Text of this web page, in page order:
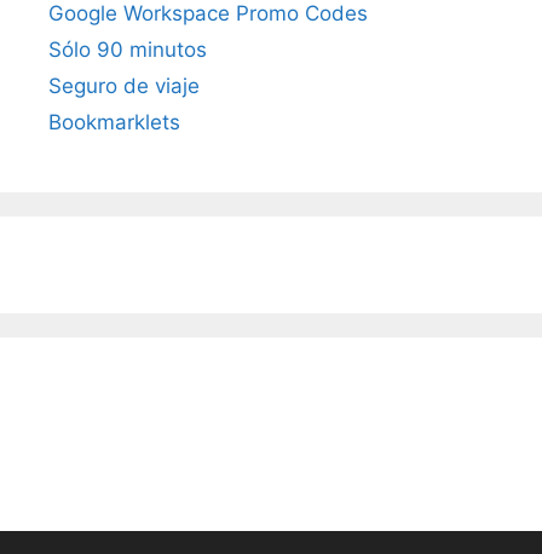
Google Workspace Promo Codes
Sólo 90 minutos
Seguro de viaje
Bookmarklets